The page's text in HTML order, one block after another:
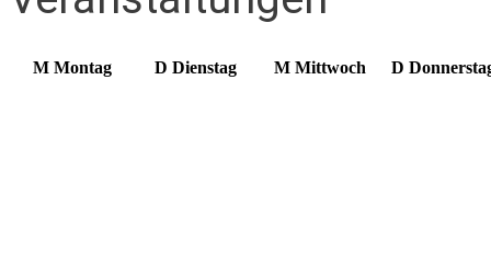
M Montag D Dienstag M Mittwoch D